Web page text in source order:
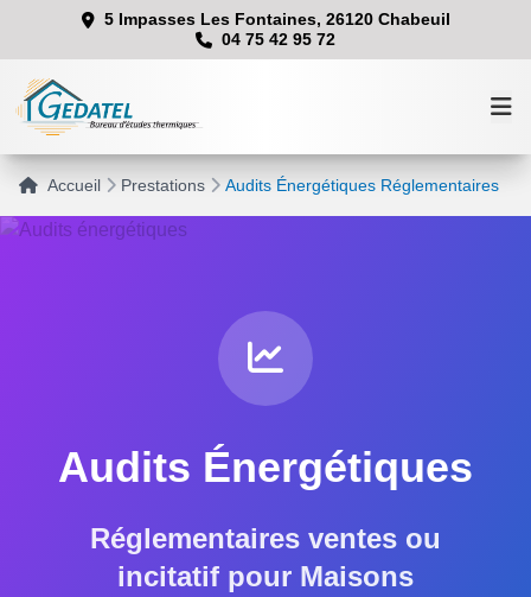
5 Impasses Les Fontaines, 26120 Chabeuil
04 75 42 95 72
Prestations
Équipe
Contact
Accueil Prestations Audits Énergétiques Réglementaires
Audits Énergétiques
Réglementaires ventes ou
incitatif pour Maisons